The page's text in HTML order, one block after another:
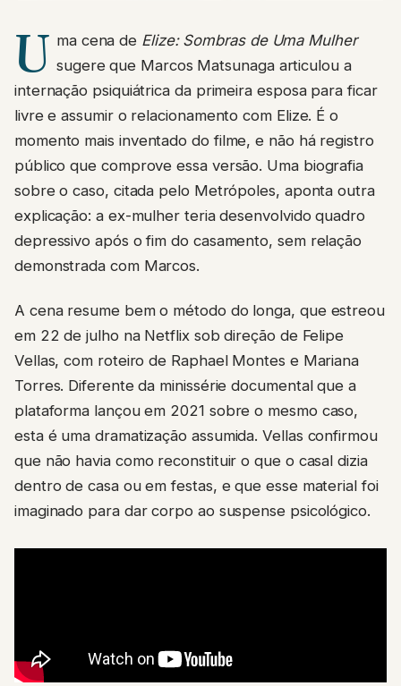
U sugere que Marcos Matsunaga articulou a
internação psiquiátrica da primeira esposa para ficar
livre e assumir o relacionamento com Elize. É o
momento mais inventado do filme, e não há registro
público que comprove essa versão. Uma biografia
sobre o caso, citada pelo Metrópoles, aponta outra
explicação: a ex-mulher teria desenvolvido quadro
depressivo após o fim do casamento, sem relação
demonstrada com Marcos.
em 22 de julho na Netflix sob direção de Felipe
Vellas, com roteiro de Raphael Montes e Mariana
Torres. Diferente da minissérie documental que a
plataforma lançou em 2021 sobre o mesmo caso,
esta é uma dramatização assumida. Vellas confirmou
que não havia como reconstituir o que o casal dizia
dentro de casa ou em festas, e que esse material foi
imaginado para dar corpo ao suspense psicológico.